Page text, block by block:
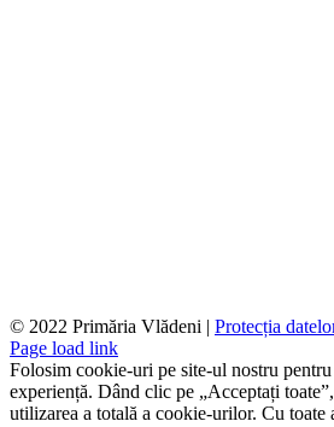
© 2022 Primăria Vlădeni | Protecția
Page load link
Folosim cookie-uri pe site-ul nostru
experiență. Dând clic pe „Acceptați
utilizarea a totală a cookie-urilor. Cu toate